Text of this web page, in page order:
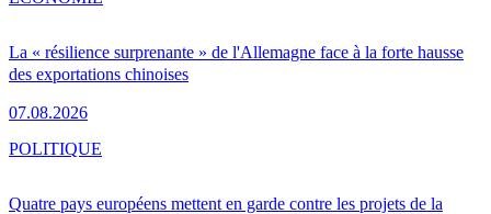
La « résilience surprenante » de l'Allemagne face à la forte hausse
des exportations chinoises
07.08.2026
Quatre pays européens mettent en garde contre les projets de la
POLITIQUE